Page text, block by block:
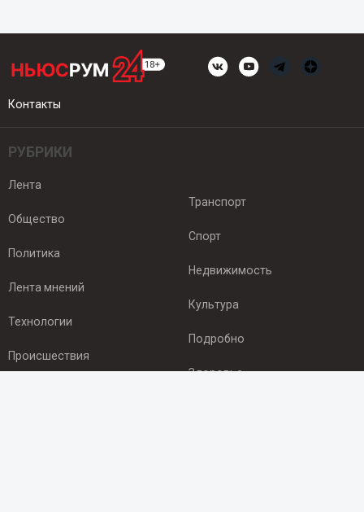
Контакты
РУБРИКИ
Лента
Общество
Политика
Лента мнений
Технологии
Происшествия
Транспорт
Спорт
Недвижимость
Культура
Подробно
Здоровье